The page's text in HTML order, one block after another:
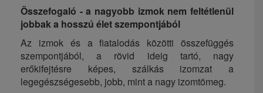
Összefogaló - a nagyobb izmok nem feltétlenül
jobbak a hosszú élet szempontjából
Az izmok és a fiatalodás közötti összefüggés
szempontjából, a rövid ideig tartó, nagy
erőkifejtésre képes, szálkás izomzat a
legegészségesebb, jobb, mint a nagy izomtömeg.